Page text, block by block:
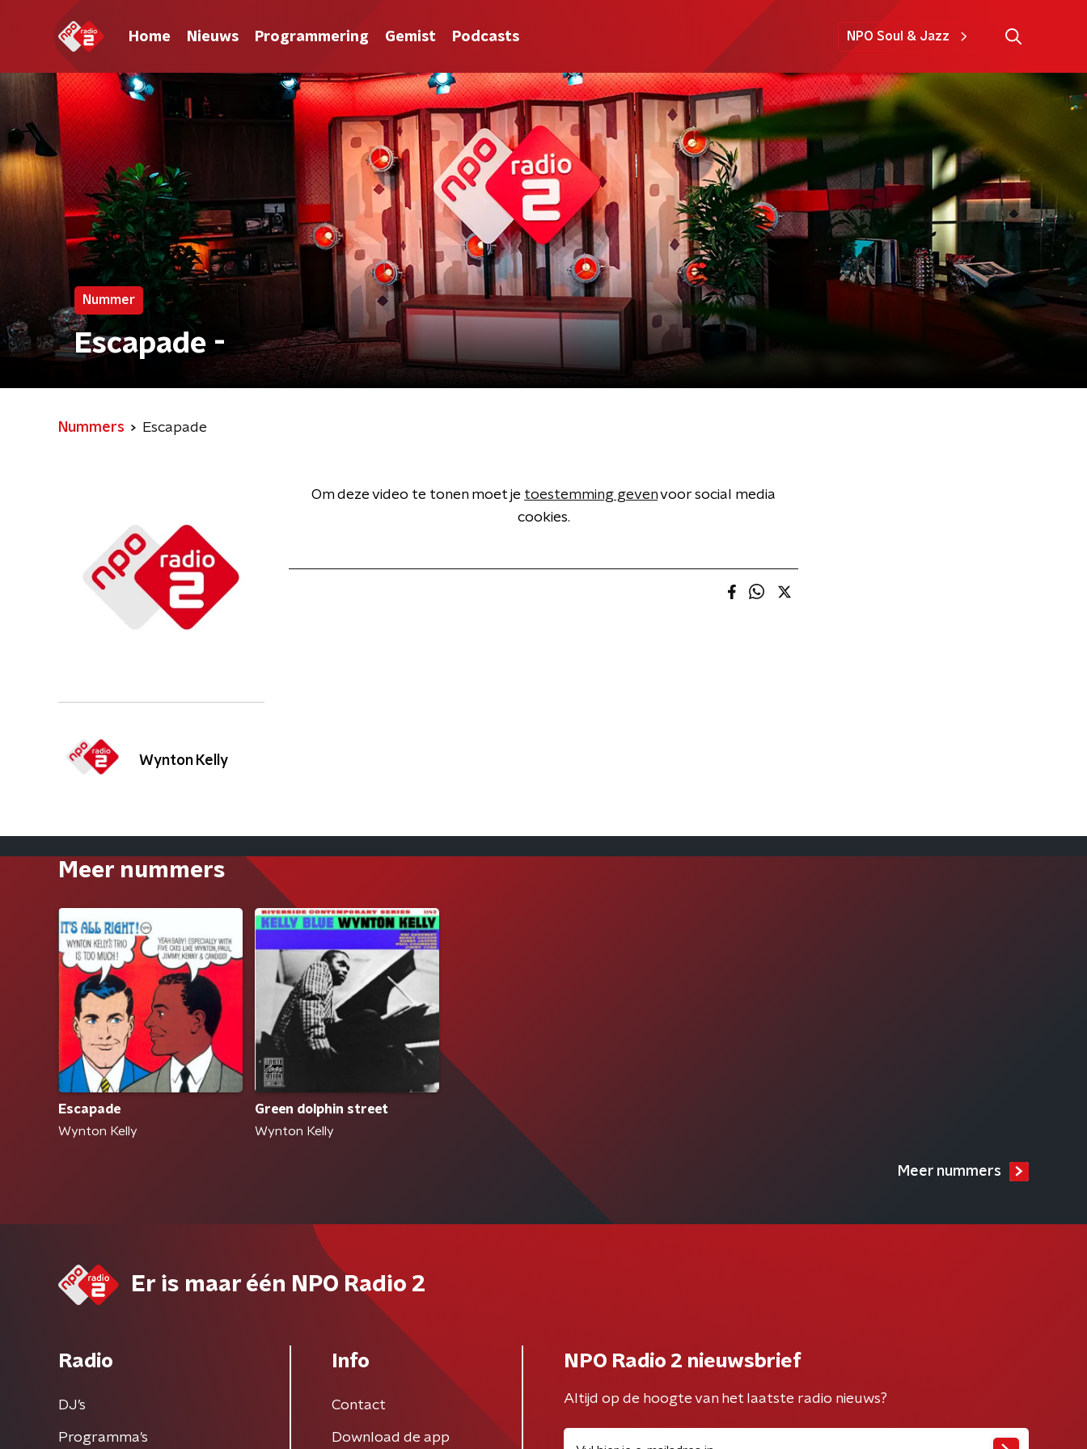
Home Nieuws Programmering Gemist Podcasts NPO Soul & Jazz
Nummer
Escapade -
Nummers Escapade
Wynton Kelly
Om deze video te tonen moet je toestemming gevenvoor social media
cookies.
Meer nummers
Escapade
Wynton Kelly
Green dolphin street
Wynton Kelly
Meer nummers
Er is maar één NPO Radio 2
Radio
DJ’s
Programma's
Info
Contact
Download de app
NPO Radio 2 nieuwsbrief
Altijd op de hoogte van het laatste radio nieuws?